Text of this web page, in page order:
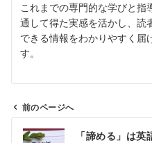
これまでの専門的な学びと指
通して得た実感を活かし、読
できる情報をわかりやすく届
す。
前のページへ
「諦める」は